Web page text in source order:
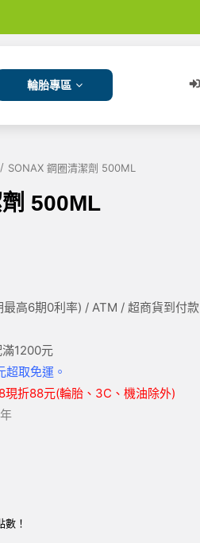
輪胎專區
/ SONAX 鋼圈清潔劑 500ML
500ML
最高6期0利率) / ATM / 超商貨到付款
1200元
超取免運。
折88元(輪胎、3C、機油除外)
！